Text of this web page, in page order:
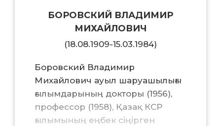
БОРОВСКИЙ ВЛАДИМИР
МИХАЙЛОВИЧ
(18.08.1909-15.03.1984)
Боровский Владимир
Михайлович ауыл шаруашылығы
ғылымдарының докторы (1956),
профессор (1958), Қазақ КСР
ғылымының еңбек сіңірген